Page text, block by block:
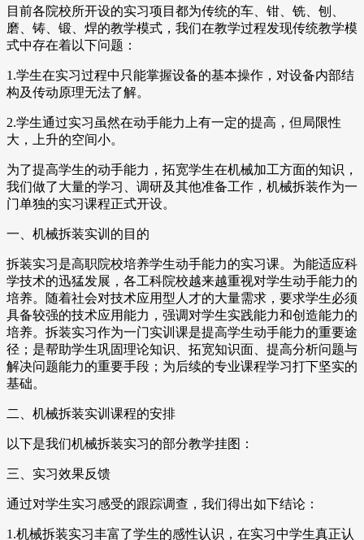
目前各院校所开设的实习项目都为传统的车、钳、铣、刨、
磨、铸、锻、焊的教学模式，我们在教学过程发现传统教学模
式中存在着以下问题：
1.学生在实习过程中只能掌握设备的基本操作，对设备内部结
构及传动原理无法了解。
2.学生通过实习虽然在动手能力上有一定的提高，但局限性
大，上升的空间小。
为了提高学生的动手能力，拓宽学生在机械加工方面的知识，
我们做了大量的学习、调研及其他准备工作，机械拆装作为一
门单独的实习课程正式开设。
一、机械拆装实训的目的
拆装实习是高职院校培养学生动手能力的实习课。为能适应科
学技术的迅猛发展，各工科院校越来越重视对学生动手能力的
培养。随着社会对技术应用型人才的大量需求，要求学生必须
具备较强的技术应用能力，强调对学生实践能力和创造能力的
培养。拆装实习作为一门实训课是提高学生动手能力的重要途
径；是帮助学生巩固理论知识、拓宽知识面、提高分析问题与
解决问题能力的重要手段；为后续的专业课程学习打下坚实的
基础。
二、机械拆装实训课程的安排
以下是我们机械拆装实习的部分教学挂图：
三、实习效果反馈
通过对学生实习感受的跟踪调查，我们得出如下结论：
1.机械拆装实习丰富了学生的感性认识，在实习中学生真正认